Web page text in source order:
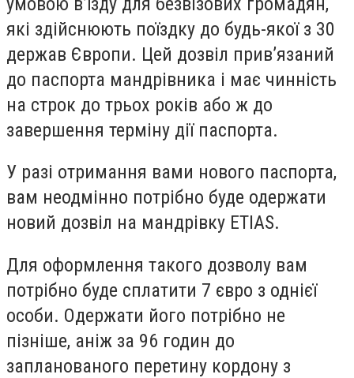
які здійснюють поїздку до будь-якої з 30
держав Європи. Цей дозвіл прив’язаний
до паспорта мандрівника і має чинність
на строк до трьох років або ж до
завершення терміну дії паспорта.
У разі отримання вами нового паспорта,
вам неодмінно потрібно буде одержати
новий дозвіл на мандрівку ETIAS.
Для оформлення такого дозволу вам
потрібно буде сплатити 7 євро з однієї
особи. Одержати його потрібно не
пізніше, аніж за 96 годин до
запланованого перетину кордону з